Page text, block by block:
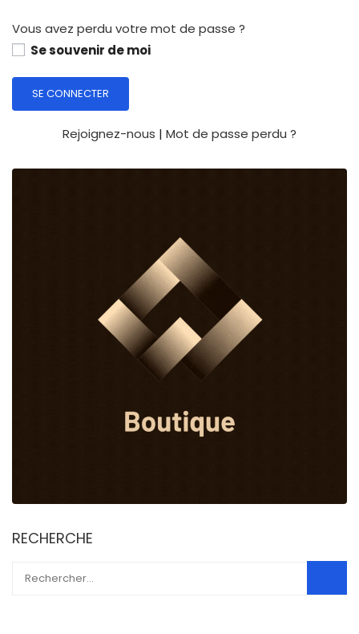
Vous avez perdu votre mot de passe ?
Se souvenir de moi
Rejoignez-nous | Mot de passe perdu ?
RECHERCHE